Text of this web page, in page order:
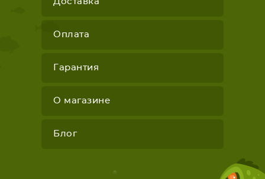
Оплата
Гарантия
О магазине
Блог